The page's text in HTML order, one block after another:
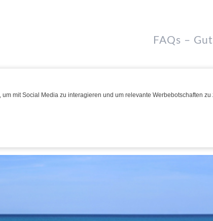
mit Social Media zu interagieren und um relevante Werbebotschaften
FAQs –